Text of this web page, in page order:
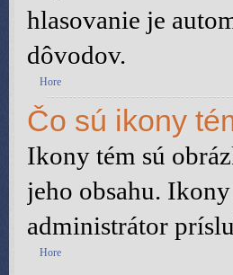
hlasovanie je
dôvodov.
Hore
Čo sú ikony
Ikony tém sú
jeho obsahu.
administrátor
Hore